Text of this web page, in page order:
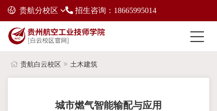
贵航分校区 招生咨询：18665995014
贵航白云校区 土木建筑
城市燃气智能输配与应用